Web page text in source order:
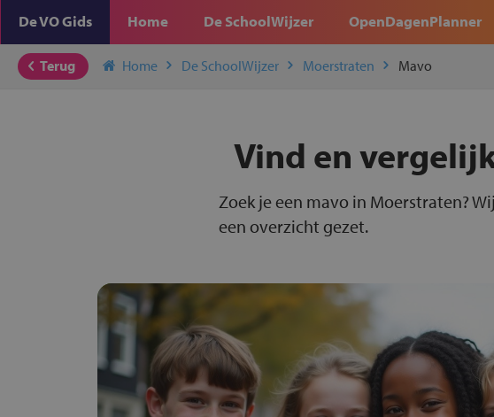
De VO Gids Home De SchoolWijzer OpenDagenPlanner
Terug Home De SchoolWijzer Moerstraten Mavo
Vind en
Zoek je een mavo in Moerstraten?
een overzicht gezet.